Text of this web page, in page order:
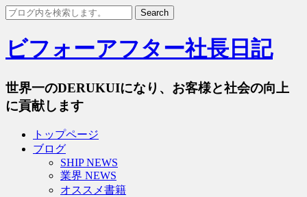
ビフォーアフター社長日記
世界一のDERUKUIになり、お客様と社会の向上
に貢献します
トップページ
ブログ
SHIP NEWS
業界 NEWS
オススメ書籍